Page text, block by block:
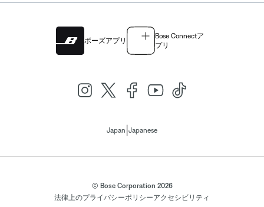
ボーズアプリ
Bose Connectア
プリ
Japan Japanese
© Bose Corporation 2026
法律上のプライバシーポリシーアクセシビリティ